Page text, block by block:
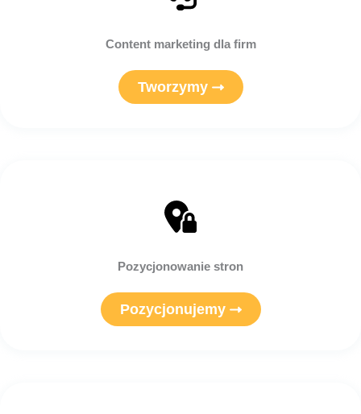
Content marketing dla firm
Tworzymy
Pozycjonowanie stron
Pozycjonujemy